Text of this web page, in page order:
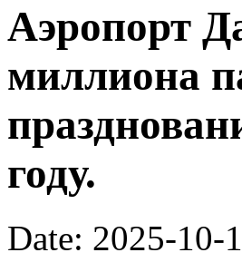
Аэропорт
миллиона
году.
Date: 2025-10-